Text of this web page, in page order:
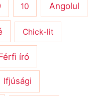
10 Angolul
Chick-lit
író
Ifjúsági